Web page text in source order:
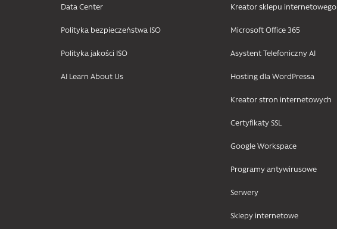
Data Center
Polityka bezpieczeństwa ISO
Polityka jakości ISO
AI Learn About Us
Kreator sklepu internetowego
Microsoft Office 365
Asystent Telefoniczny AI
Hosting dla WordPressa
Kreator stron internetowych
Certyfikaty SSL
Google Workspace
Programy antywirusowe
Serwery
Sklepy internetowe